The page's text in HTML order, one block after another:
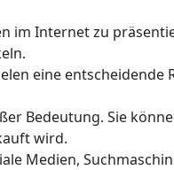
im Internet zu
eine entscheidende
Bedeutung. Sie
wird.
Medien,